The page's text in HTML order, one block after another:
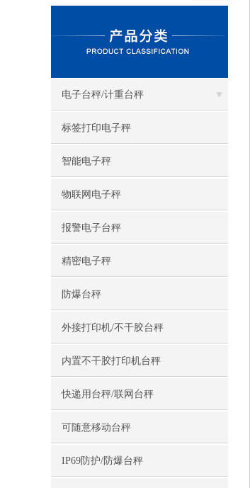
电子台秤/计重台秤
标签打印电子秤
智能电子秤
物联网电子秤
报警电子台秤
精密电子秤
防爆台秤
外接打印机/不干胶台秤
内置不干胶打印机台秤
快递用台秤/联网台秤
可随意移动台秤
IP69防护/防爆台秤